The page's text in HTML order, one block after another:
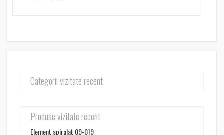
Categorii vizitate recent
Produse vizitate recent
Element spiralat 09-019